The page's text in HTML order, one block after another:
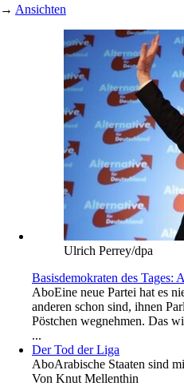
→ Ansichten
Ulrich Perrey/dpa
Basisdemokraten des Tages:
AboEine neue Partei hat es
anderen schon sind, ihnen
Pöstchen wegnehmen. Das
...
Der Tod der Liga
AboArabische Staaten sind
Von Knut Mellenthin